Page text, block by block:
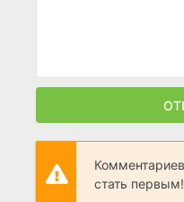
стать первым!